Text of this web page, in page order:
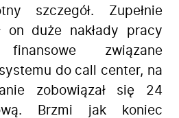
szczegół. Zupełnie
on duże nakłady pracy
związane
do call center, na
zobowiązał się 24
Brzmi jak koniec